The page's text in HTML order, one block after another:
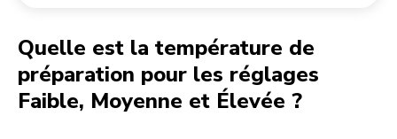
Quelle est la température de
préparation pour les réglages
Faible, Moyenne et Élevée ?